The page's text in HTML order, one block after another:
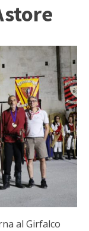
al Girfalco